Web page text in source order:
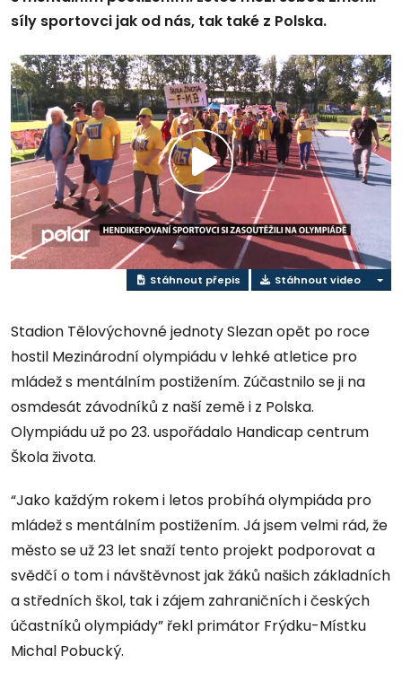
síly sportovci jak od nás, tak také z Polska.
Přehrát
video
Stáhnout přepis Stáhnout video
Stadion Tělovýchovné jednoty Slezan opět po roce
hostil Mezinárodní olympiádu v lehké atletice pro
mládež s mentálním postižením. Zúčastnilo se ji na
osmdesát závodníků z naší země i z Polska.
Olympiádu už po 23. uspořádalo Handicap centrum
Škola života.
“Jako každým rokem i letos probíhá olympiáda pro
mládež s mentálním postižením. Já jsem velmi rád, že
město se už 23 let snaží tento projekt podporovat a
svědčí o tom i návštěvnost jak žáků našich základních
a středních škol, tak i zájem zahraničních i českých
účastníků olympiády” řekl primátor Frýdku-Místku
Michal Pobucký.